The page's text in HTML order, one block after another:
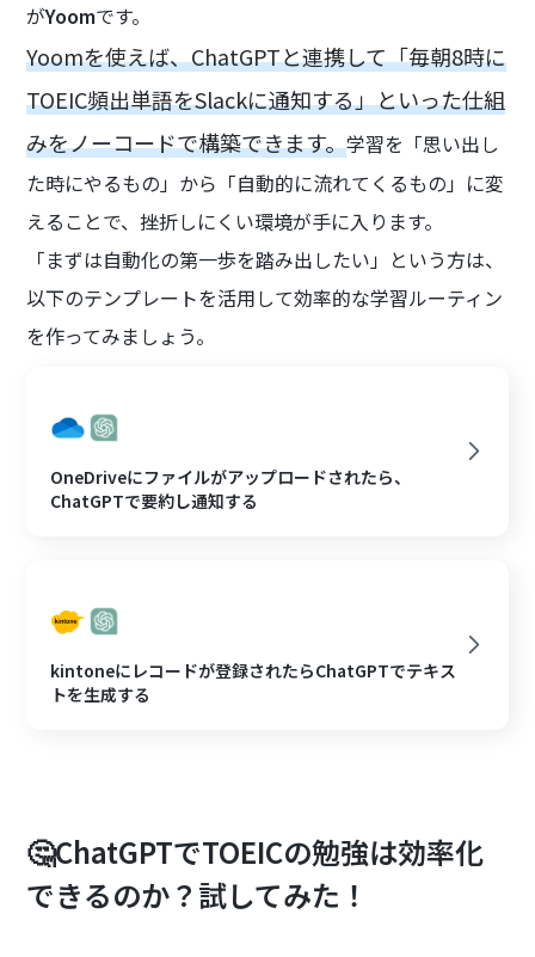
がYoomです。
Yoomを使えば、ChatGPTと連携して「毎朝8時に
TOEIC頻出単語をSlackに通知する」といった仕組
みをノーコードで構築できます。学習を「思い出し
た時にやるもの」から「自動的に流れてくるもの」に変
えることで、挫折しにくい環境が手に入ります。
「まずは自動化の第一歩を踏み出したい」という方は、
以下のテンプレートを活用して効率的な学習ルーティン
を作ってみましょう。
OneDriveにファイルがアップロードされたら、
ChatGPTで要約し通知する
kintoneにレコードが登録されたらChatGPTでテキス
トを生成する
🤔ChatGPTでTOEICの勉強は効率化
できるのか？試してみた！